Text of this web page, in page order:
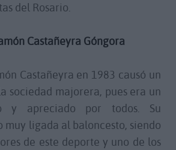
del Rosario.
Castañeyra Góngora
Castañeyra en 1983 causó un
sociedad majorera, pues era un
y apreciado por todos. Su
muy ligada al baloncesto, siendo
de este deporte y uno de los